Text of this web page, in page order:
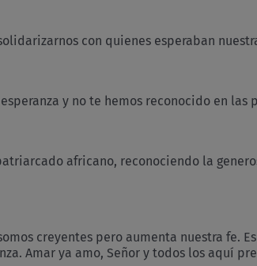
con quienes esperaban
y no te hemos reconocido en las
africano, reconociendo la
creyentes pero aumenta nuestra fe.
Amar ya amo, Señor y todos los aquí